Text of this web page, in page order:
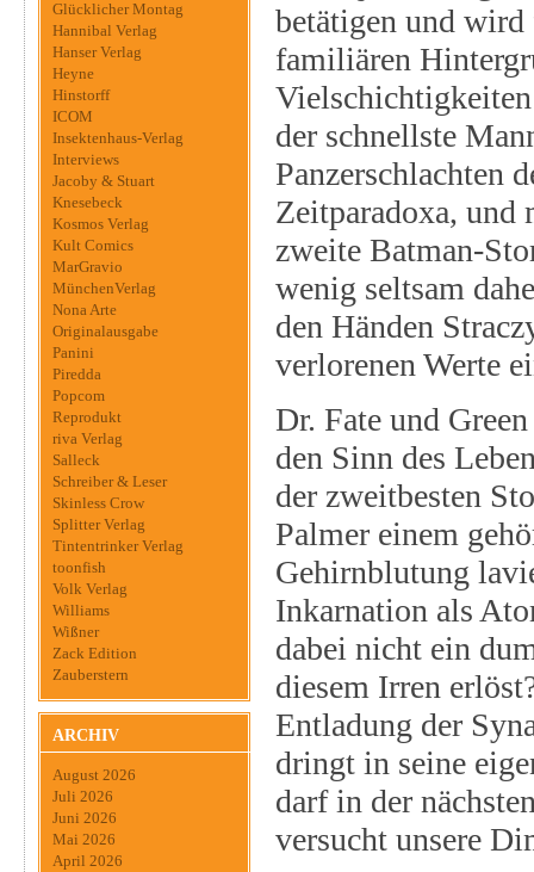
Glücklicher Montag
Hannibal Verlag
Hanser Verlag
Heyne
Hinstorff
ICOM
Insektenhaus-Verlag
Interviews
Jacoby & Stuart
Knesebeck
Kosmos Verlag
Kult Comics
MarGravio
MünchenVerlag
Nona Arte
Originalausgabe
Panini
Piredda
Popcom
Reprodukt
riva Verlag
Salleck
Schreiber & Leser
Skinless Crow
Splitter Verlag
Tintentrinker Verlag
toonfish
Volk Verlag
Williams
Wißner
Zack Edition
Zauberstern
ARCHIV
August 2026
Juli 2026
Juni 2026
Mai 2026
April 2026
betätigen und
familiären
der schnellste
Panzerschlachten
Zeitparadoxa, und
zweite Batman-
wenig seltsam
den Händen
verlorenen Werte
Dr. Fate und
den Sinn des
der zweitbesten
Palmer einem
Gehirnblutung
Inkarnation als
dabei nicht ein
diesem Irren
Entladung der
dringt in seine
darf in der
versucht unsere